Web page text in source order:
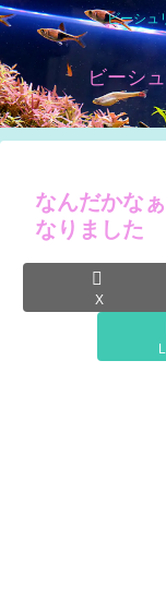
ビーシュ
ビーシ
なんだかな
なりました
X